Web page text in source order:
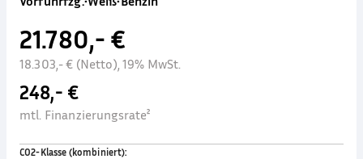
21.780,- €
18.303,- € (Netto), 19% MwSt.
248,- €
mtl. Finanzierungsrate²
CO2-Klasse (kombiniert):